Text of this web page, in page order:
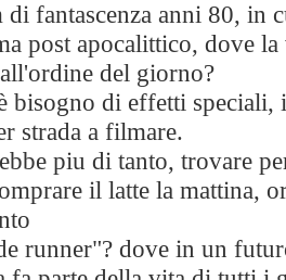
di fantascenza anni 80, in
post apocalittico, dove la
del giorno?
bisogno di effetti speciali,
strada a filmare.
piu di tanto, trovare
il latte la mattina,
runner"? dove in un